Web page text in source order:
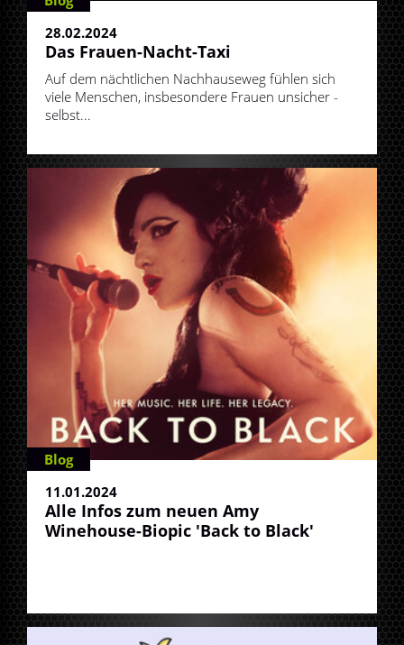
28.02.2024
Das Frauen-Nacht-Taxi
Auf dem nächtlichen Nachhauseweg fühlen sich
viele Menschen, insbesondere Frauen unsicher -
selbst...
Blog
11.01.2024
Alle Infos zum neuen Amy
Winehouse-Biopic 'Back to Black'